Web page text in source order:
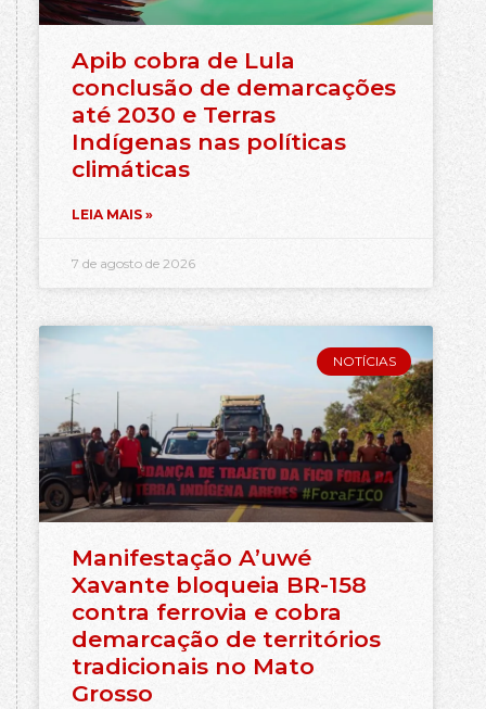
Apib cobra de Lula
conclusão de demarcações
até 2030 e Terras
Indígenas nas políticas
climáticas
LEIA MAIS »
7 de agosto de 2026
NOTÍCIAS
Manifestação A’uwé
Xavante bloqueia BR-158
contra ferrovia e cobra
demarcação de territórios
tradicionais no Mato
Grosso